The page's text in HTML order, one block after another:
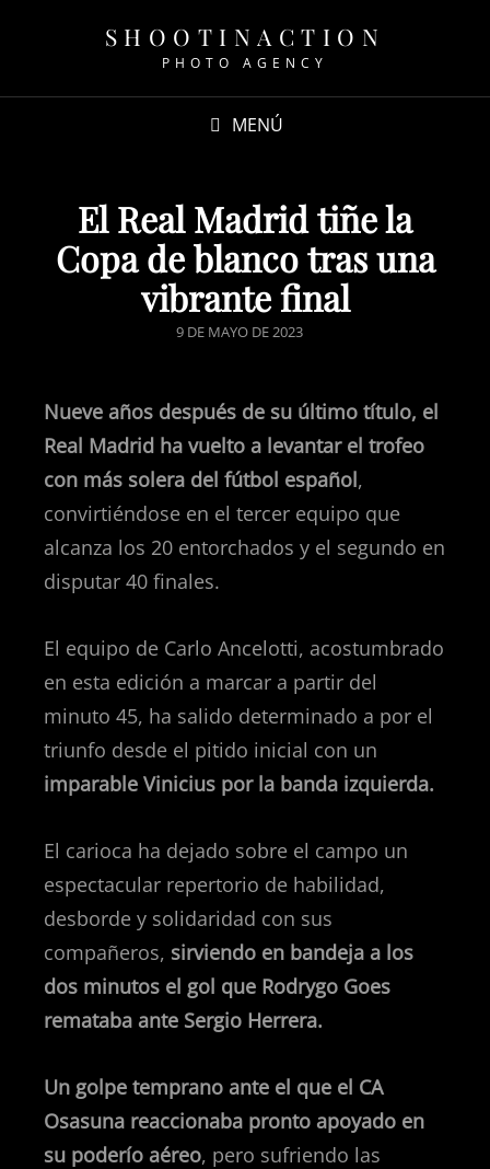
SHOOTINACTION
PHOTO AGENCY
MENÚ
El Real Madrid tiñe la
Copa de blanco tras una
vibrante final
9 DE MAYO DE 2023
Nueve años después de su último título, el
Real Madrid ha vuelto a levantar el trofeo
con más solera del fútbol español,
convirtiéndose en el tercer equipo que
alcanza los 20 entorchados y el segundo en
disputar 40 finales.
El equipo de Carlo Ancelotti, acostumbrado
en esta edición a marcar a partir del
minuto 45, ha salido determinado a por el
triunfo desde el pitido inicial con un
imparable Vinicius por la banda izquierda.
El carioca ha dejado sobre el campo un
espectacular repertorio de habilidad,
desborde y solidaridad con sus
compañeros, sirviendo en bandeja a los
dos minutos el gol que Rodrygo Goes
remataba ante Sergio Herrera.
Un golpe temprano ante el que el CA
Osasuna reaccionaba pronto apoyado en
su poderío aéreo, pero sufriendo las